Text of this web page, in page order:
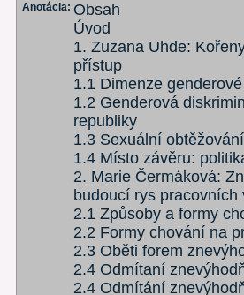
Anotácia: Obsah
Úvod
1. Zuzana Uhde:
přístup
1.1 Dimenze
1.2 Genderová
republiky
1.3 Sexuální
1.4 Místo závěru:
2. Marie Čermáková:
budoucí rys pracovních
2.1 Způsoby a formy
2.2 Formy chování na
2.3 Oběti forem
2.4 Odmítaní
2.4 Odmítání